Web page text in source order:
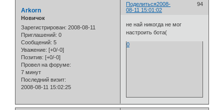
Поделиться 94
2008-
08-11 15:01:02
Arkorn
Новичок
Зарегистрирован: 2008-08-11
Приглашений: 0
Сообщений: 5
Уважение: [+0/-0]
Позитив: [+0/-0]
Провел на форуме:
7 минут
Последний визит:
2008-08-11 15:02:25
не най никогда не мог
настроить бота(
0